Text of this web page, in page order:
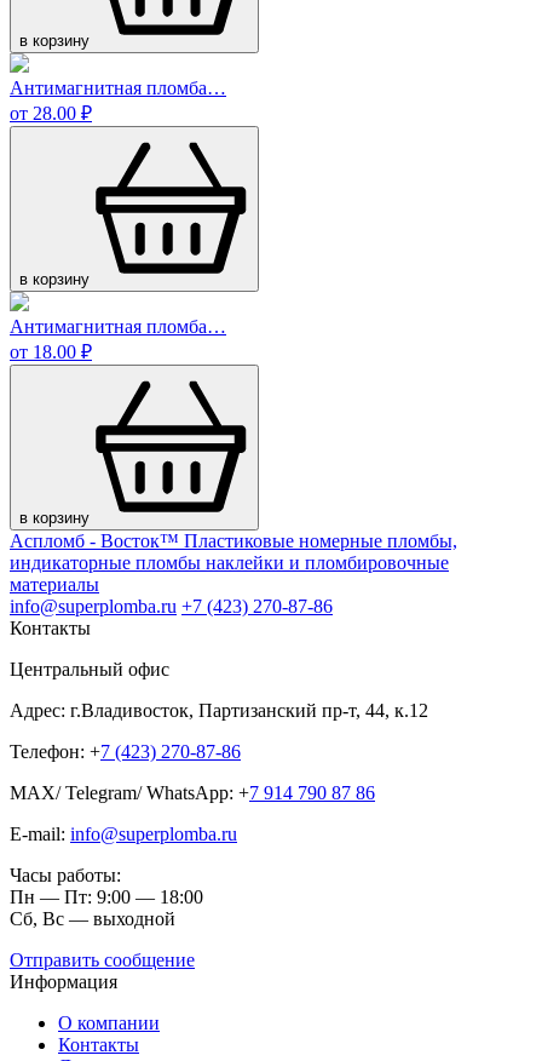
в корзину
Антимагнитная пломба…
от 28.00 ₽
в корзину
Антимагнитная пломба…
от 18.00 ₽
в корзину
Аспломб - Восток™ Пластиковые номерные пломбы,
индикаторные пломбы наклейки и пломбировочные
материалы
info@superplomba.ru +7 (423) 270-87-86
Контакты
Центральный офис
Адрес: г.Владивосток, Партизанский пр-т, 44, к.12
Телефон: +7 (423) 270-87-86
MAX/ Telegram/ WhatsApp: +7 914 790 87 86
E-mail: info@superplomba.ru
Часы работы:
Пн — Пт: 9:00 — 18:00
Сб, Вc — выходной
Отправить сообщение
Информация
О компании
Контакты